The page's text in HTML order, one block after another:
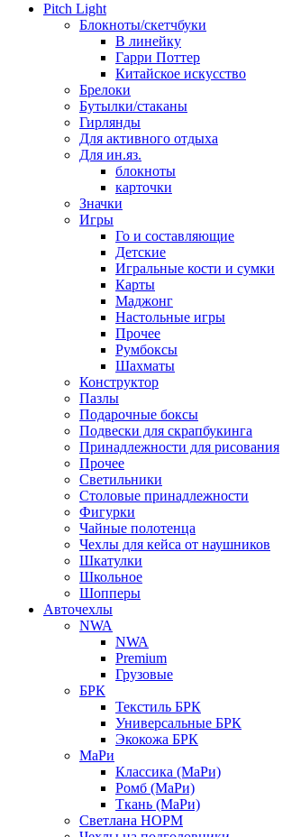
Pitch Light
Блокноты/скетчбуки
В линейку
Гарри Поттер
Китайское искусство
Брелоки
Бутылки/стаканы
Гирлянды
Для активного отдыха
Для ин.яз.
блокноты
карточки
Значки
Игры
Го и составляющие
Детские
Игральные кости и сумки
Карты
Маджонг
Настольные игры
Прочее
Румбоксы
Шахматы
Конструктор
Пазлы
Подарочные боксы
Подвески для скрапбукинга
Принадлежности для рисования
Прочее
Светильники
Столовые принадлежности
Фигурки
Чайные полотенца
Чехлы для кейса от наушников
Шкатулки
Школьное
Шопперы
Авточехлы
NWA
NWA
Premium
Грузовые
БРК
Текстиль БРК
Универсальные БРК
Экокожа БРК
МаРи
Классика (МаРи)
Ромб (МаРи)
Ткань (МаРи)
Светлана НОРМ